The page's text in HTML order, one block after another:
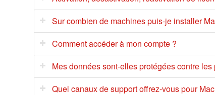
Sur combien de machines puis-je installer
Comment accéder à mon compte ?
Mes données sont-elles protégées contre
Quel canaux de support offrez-vous pour